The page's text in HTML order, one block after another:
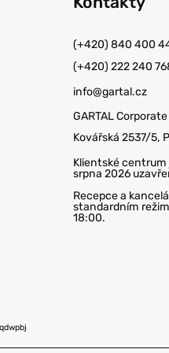
(+420) 840 400
(+420) 222 240
info@gartal.cz
GARTAL
Kovářská 2537/5,
Klientské centrum
srpna 2026
Recepce a
standardním
18:00.